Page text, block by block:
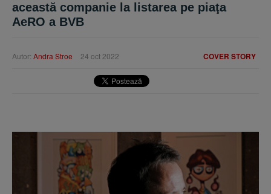
această companie la listarea pe piaţa
AeRO a BVB
COVER STORY
Autor: Andra Stroe 24 oct 2022